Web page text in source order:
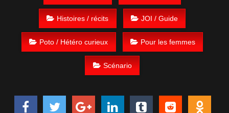
Histoires / récits JOI / Guide
Poto / Hétéro curieux Pour les femmes
Scénario